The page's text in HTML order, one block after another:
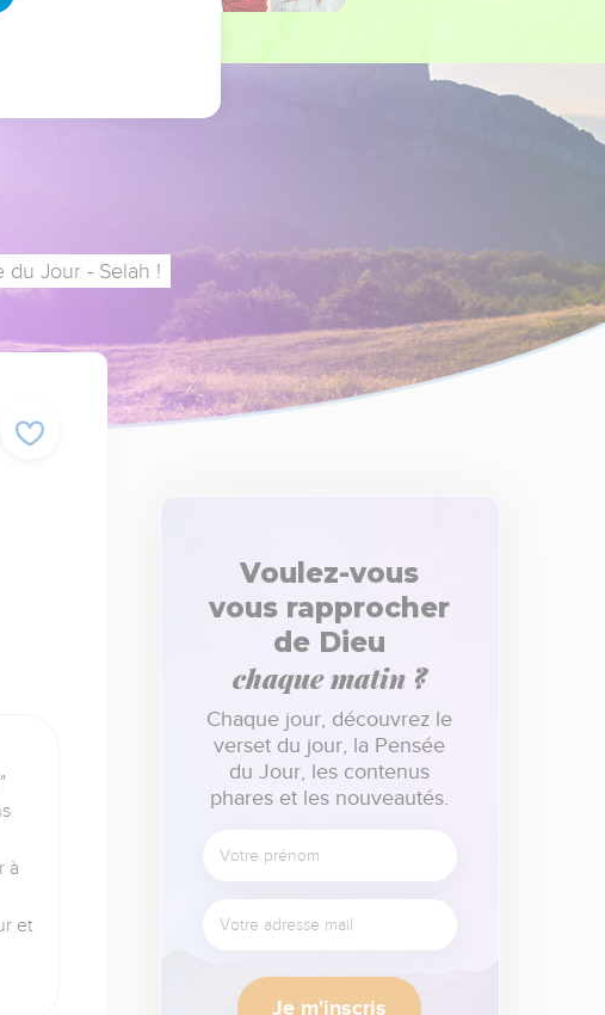
du Jour - Selah !
à
et
Voulez-vous
vous rapprocher
de Dieu
chaque matin ?
Chaque jour, découvrez le
verset du jour, la Pensée
du Jour, les contenus
phares et les nouveautés.
Je m'inscris